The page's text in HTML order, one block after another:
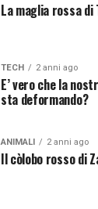
La maglia rossa di
TECH 2 anni ago
E’ vero che la
sta deformando?
ANIMALI 2 anni ago
Il còlobo rosso di